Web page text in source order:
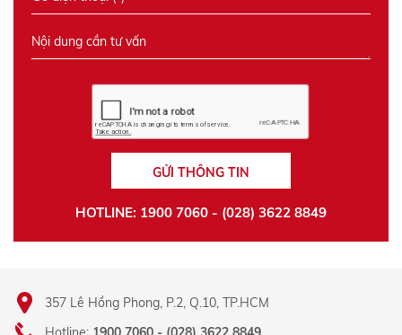
GỬI THÔNG TIN
HOTLINE: 1900 7060 - (028) 3622 8849
357 Lê Hồng Phong, P.2, Q.10, TP.HCM